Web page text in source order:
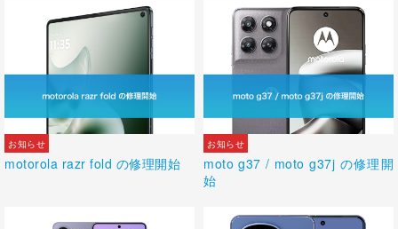
motorola razr fold の修理開始
moto g37 / moto g37j の修理開
始